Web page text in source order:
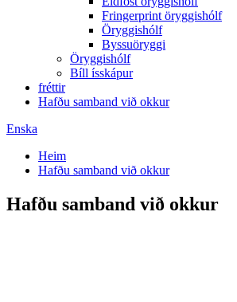
Fringerprint öryggishólf
Öryggishólf
Byssuöryggi
Öryggishólf
Bíll ísskápur
fréttir
Hafðu samband við okkur
Enska
Heim
Hafðu samband við okkur
Hafðu samband við okkur